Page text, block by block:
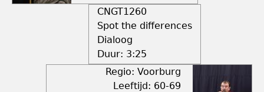
CNGT1260
Spot the differences
Dialoog
Duur: 3:25
Regio: Voorburg
Leeftijd: 60-69